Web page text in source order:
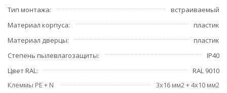
Тип монтажа
встраиваемый
Материал корпуса
пластик
Материал дверцы
пластик
Степень пылевлагозащиты
IP40
Цвет RAL
RAL 9010
Клеммы РЕ + N
3х16 мм2 + 4х10 мм2